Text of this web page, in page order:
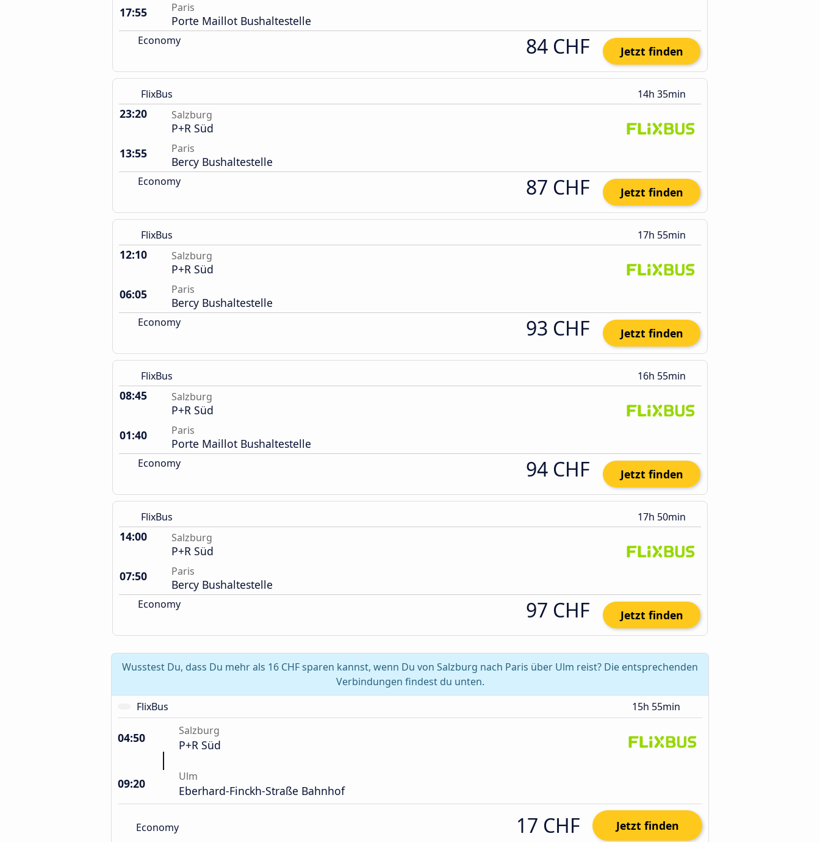
17:55
Paris
Porte Maillot Bushaltestelle
Economy 84 CHF Jetzt finden
FlixBus 14h 35min
23:20 Salzburg
P+R Süd
13:55
Paris
Bercy Bushaltestelle
Economy 87 CHF Jetzt finden
FlixBus 17h 55min
12:10 Salzburg
P+R Süd
06:05
Paris
Bercy Bushaltestelle
Economy 93 CHF Jetzt finden
FlixBus 16h 55min
08:45 Salzburg
P+R Süd
01:40
Paris
Porte Maillot Bushaltestelle
Economy 94 CHF Jetzt finden
FlixBus 17h 50min
14:00 Salzburg
P+R Süd
07:50
Paris
Bercy Bushaltestelle
Economy 97 CHF Jetzt finden
Wusstest Du, dass Du mehr als 16 CHF sparen kannst, wenn Du von Salzburg nach Paris über Ulm reist? Die entsprechenden
Verbindungen findest du unten.
FlixBus
15h 55min
04:50 Salzburg
P+R Süd
09:20 Ulm
Eberhard-Finckh-Straße Bahnhof
Economy 17 CHF Jetzt finden